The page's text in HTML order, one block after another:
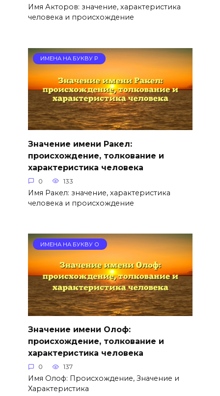
Имя Акторов: значение, характеристика
человека и происхождение
ИМЕНА НА БУКВУ Р
Значение имени Ракел:
происхождение, толкование и
характеристика человека
0 133
Имя Ракел: значение, характеристика
человека и происхождение
ИМЕНА НА БУКВУ О
Значение имени Олоф:
происхождение, толкование и
характеристика человека
0 137
Имя Олоф: Происхождение, Значение и
Характеристика